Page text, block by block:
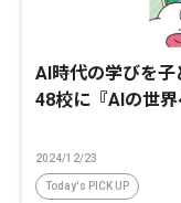
AI時代の学びを
48校に『AIの世
2024/12/23
Today's PICK UP